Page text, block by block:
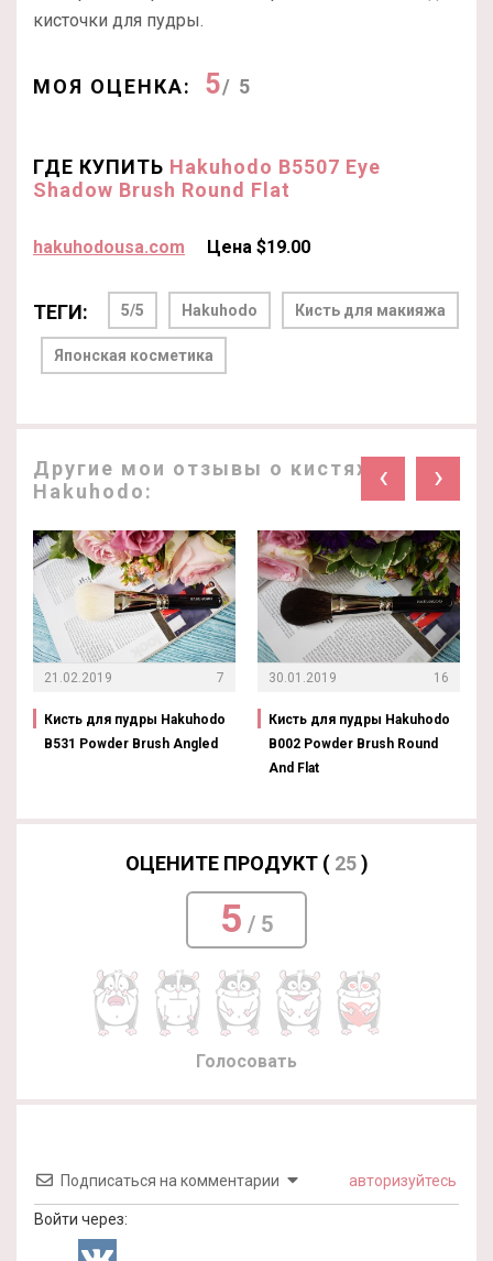
кисточки для пудры.
МОЯ ОЦЕНКА: 5/ 5
ГДЕ КУПИТЬ Hakuhodo B5507 Eye
Shadow Brush Round Flat
hakuhodousa.com Цена $19.00
ТЕГИ: 5/5 Hakuhodo Кисть для макияжа
Японская косметика
Другие мои отзывы о кистях
Hakuhodo:
‹ ›
21.02.2019 7
Кисть для пудры Hakuhodo
B531 Powder Brush Angled
30.01.2019 16
Кисть для пудры Hakuhodo
B002 Powder Brush Round
And Flat
ОЦЕНИТЕ ПРОДУКТ ( 25)
5 / 5
Голосовать
Подписаться на комментарии авторизуйтесь
Войти через: